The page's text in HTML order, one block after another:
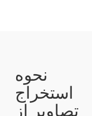
نحوه
استخراج
تصاویر از